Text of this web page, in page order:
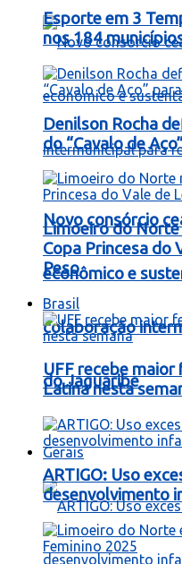
Novo consórcio
econômico e
colaboração
do Jaguaribe
Gerais
Esporte em 3
nos 184
Denilson Rocha
do “Cavalo de
Limoeiro do Norte
Copa Princesa do
Peso
Brasil
UFF recebe
Latina nesta
ARTIGO: Uso
desenvolvimento